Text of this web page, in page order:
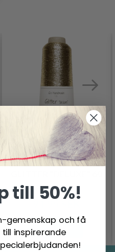
GO HANDMADE
G
Se produkt
till 50%!
gemenskap och få
inspirerande